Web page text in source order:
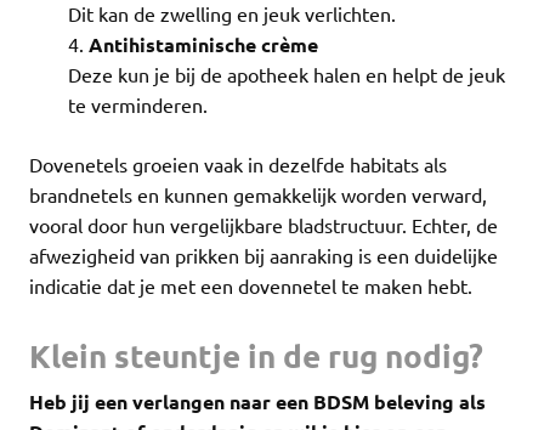
Dit kan de zwelling en jeuk verlichten.
Antihistaminische crème
Deze kun je bij de apotheek halen en helpt de jeuk
te verminderen.
Dovenetels groeien vaak in dezelfde habitats als
brandnetels en kunnen gemakkelijk worden verward,
vooral door hun vergelijkbare bladstructuur. Echter, de
afwezigheid van prikken bij aanraking is een duidelijke
indicatie dat je met een dovennetel te maken hebt.
Klein steuntje in de rug nodig?
Heb jij een verlangen naar een BDSM beleving als